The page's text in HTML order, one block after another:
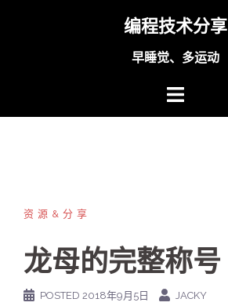
编程技术分享
早睡觉、多运动
资源&分享
龙母的完整称号
POSTED 2018年9月5日 JACKY